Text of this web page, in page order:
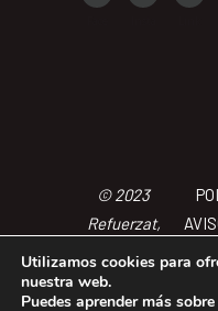
© 2023
Refuerzat,
Todos los
derechos
DE
Utilizamos cookies para
nuestra web.
Puedes aprender más